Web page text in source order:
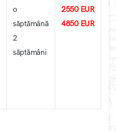
o
săptămână
2
săptămâni
2550 EUR
4850 EUR